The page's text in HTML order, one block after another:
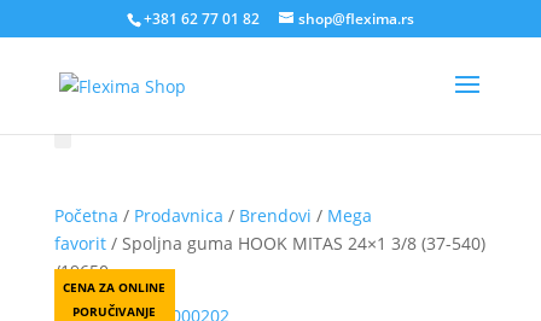
+381 62 77 01 82 shop@flexima.rs
Početna / Prodavnica / Brendovi / Mega
favorit/ Spoljna guma HOOK MITAS 24×1 3/8 (37-540)
/19650
CENA ZA ONLINE
PORUČIVANJE